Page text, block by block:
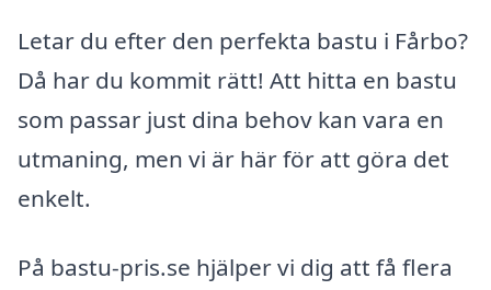
Letar du efter den perfekta bastu i Fårbo?
Då har du kommit rätt! Att hitta en bastu
som passar just dina behov kan vara en
utmaning, men vi är här för att göra det
enkelt.
På bastu-pris.se hjälper vi dig att få flera